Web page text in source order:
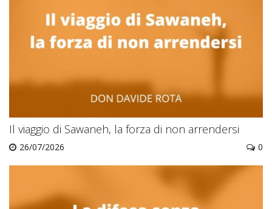
Il viaggio di Sawaneh, la forza di non arrendersi
26/07/2026 0